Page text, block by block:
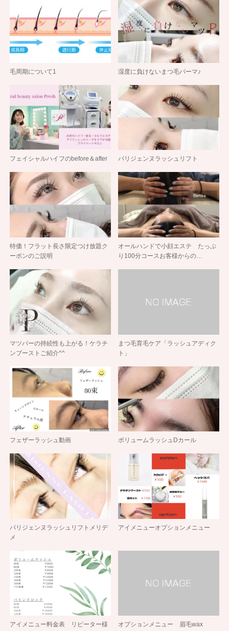
毛周期について1 湿度に負けないまつ毛パーマ♪
フェイシャルハイフのbefore＆after パリジェンヌラッシュリフト
特価！フラット長さ限定つけ放題ク
ーポンのご説明
オールハンドで小顔エステ たっぷ
り100分コースお客様からの…
マツパーの持続性も上がる！ケラチ
ンブーストご紹介^^
まつ毛育毛ケア「ラッシュアディク
ト」
フェザーラッシュ動画 ボリュームラッシュDカール
パリジェンヌラッシュリフトメリデ
メ
アイメニューオプションメニュー
アイメニュー料金表 リピーター様 オプションメニュー 眉毛wax